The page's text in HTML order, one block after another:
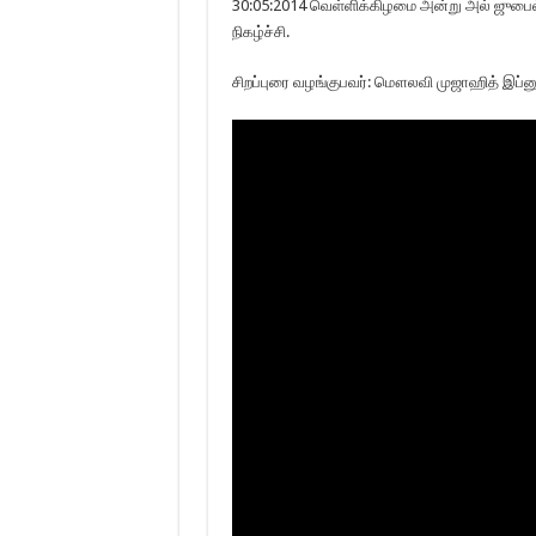
30:05:2014 வெள்ளிக்கிழமை அன்று அல்
நிகழ்ச்சி.
சிறப்புரை வழங்குபவர்: மௌலவி முஜாஹித்